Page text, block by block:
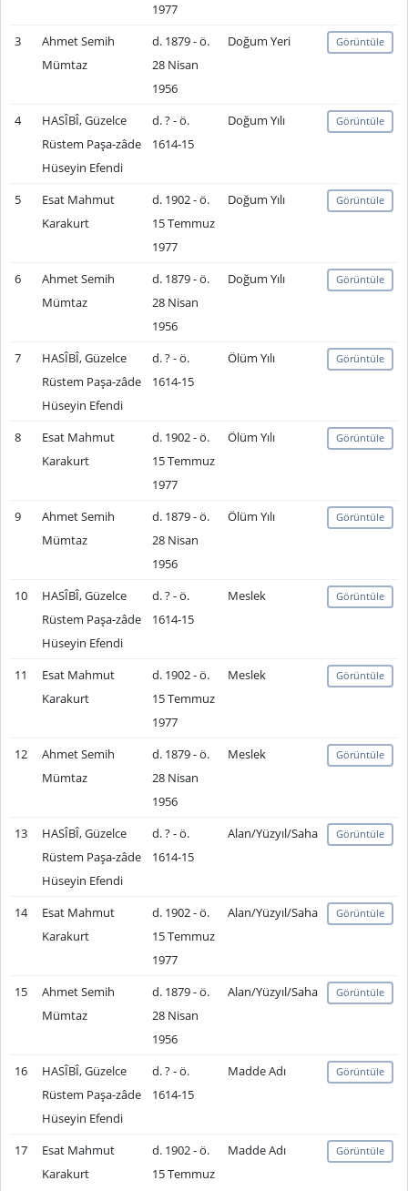
1977
3
Ahmet Semih
Mümtaz
d. 1879 - ö.
28 Nisan
1956
Doğum Yeri Görüntüle
4
HASÎBÎ, Güzelce
Rüstem Paşa-zâde
Hüseyin Efendi
d. ? - ö.
1614-15
Doğum Yılı Görüntüle
5
Esat Mahmut
Karakurt
d. 1902 - ö.
15 Temmuz
1977
Doğum Yılı Görüntüle
6
Ahmet Semih
Mümtaz
d. 1879 - ö.
28 Nisan
1956
Doğum Yılı Görüntüle
7
HASÎBÎ, Güzelce
Rüstem Paşa-zâde
Hüseyin Efendi
d. ? - ö.
1614-15
Ölüm Yılı Görüntüle
8
Esat Mahmut
Karakurt
d. 1902 - ö.
15 Temmuz
1977
Ölüm Yılı Görüntüle
9
Ahmet Semih
Mümtaz
d. 1879 - ö.
28 Nisan
1956
Ölüm Yılı Görüntüle
10
HASÎBÎ, Güzelce
Rüstem Paşa-zâde
Hüseyin Efendi
d. ? - ö.
1614-15
Meslek Görüntüle
11
Esat Mahmut
Karakurt
d. 1902 - ö.
15 Temmuz
1977
Meslek Görüntüle
12
Ahmet Semih
Mümtaz
d. 1879 - ö.
28 Nisan
1956
Meslek Görüntüle
13
HASÎBÎ, Güzelce
Rüstem Paşa-zâde
Hüseyin Efendi
d. ? - ö.
1614-15
Alan/Yüzyıl/Saha Görüntüle
14
Esat Mahmut
Karakurt
d. 1902 - ö.
15 Temmuz
1977
Alan/Yüzyıl/Saha Görüntüle
15
Ahmet Semih
Mümtaz
d. 1879 - ö.
28 Nisan
1956
Alan/Yüzyıl/Saha Görüntüle
16
HASÎBÎ, Güzelce
Rüstem Paşa-zâde
Hüseyin Efendi
d. ? - ö.
1614-15
Madde Adı Görüntüle
17
Esat Mahmut
Karakurt
d. 1902 - ö.
15 Temmuz
Madde Adı Görüntüle